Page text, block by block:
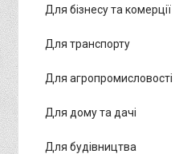
Для бізнесу та комерції
Для транспорту
Для агропромисловості
Для дому та дачі
Для будівництва